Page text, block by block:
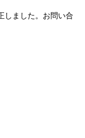
しました。お問い合